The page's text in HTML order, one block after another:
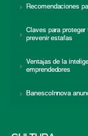
Recomendaciones
Claves para
prevenir estafas
Ventajas de la
emprendedores
BanescoInnova